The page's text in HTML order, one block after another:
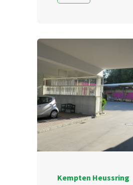
Kempten Heussring